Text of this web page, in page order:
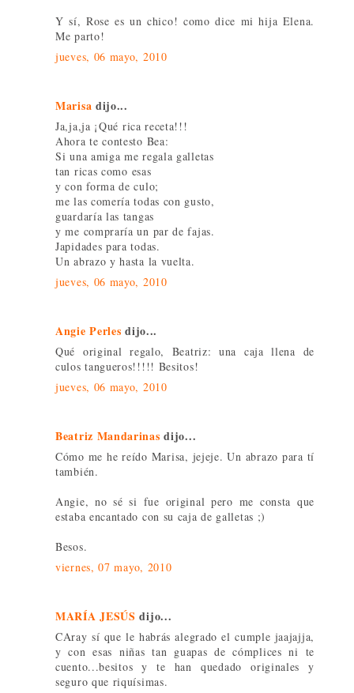
Y sí, Rose es un chico! como dice mi hija Elena.
Me parto!
jueves, 06 mayo, 2010
Marisa dijo...
Ja,ja,ja ¡Qué rica receta!!!
Ahora te contesto Bea:
Si una amiga me regala galletas
tan ricas como esas
y con forma de culo;
me las comería todas con gusto,
guardaría las tangas
y me compraría un par de fajas.
Japidades para todas.
Un abrazo y hasta la vuelta.
jueves, 06 mayo, 2010
Angie Perles dijo...
Qué original regalo, Beatriz: una caja llena de
culos tangueros!!!!! Besitos!
jueves, 06 mayo, 2010
Beatriz Mandarinas dijo...
Cómo me he reído Marisa, jejeje. Un abrazo para tí
también.
Angie, no sé si fue original pero me consta que
estaba encantado con su caja de galletas ;)
Besos.
viernes, 07 mayo, 2010
MARÍA JESÚS dijo...
CAray sí que le habrás alegrado el cumple jaajajja,
y con esas niñas tan guapas de cómplices ni te
cuento...besitos y te han quedado originales y
seguro que riquísimas.